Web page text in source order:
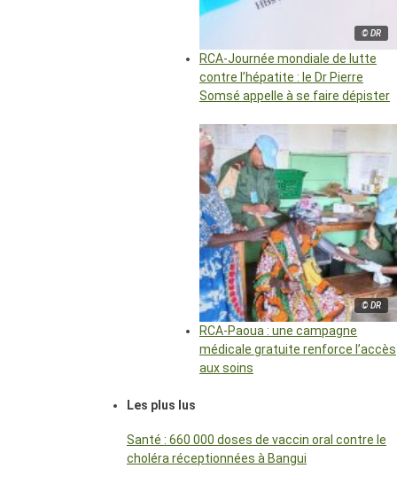
© DR
RCA-Journée mondiale de lutte
contre l’hépatite : le Dr Pierre
Somsé appelle à se faire dépister
© DR
RCA-Paoua : une campagne
médicale gratuite renforce l’accès
aux soins
Les plus lus
Santé : 660 000 doses de vaccin oral contre le
choléra réceptionnées à Bangui